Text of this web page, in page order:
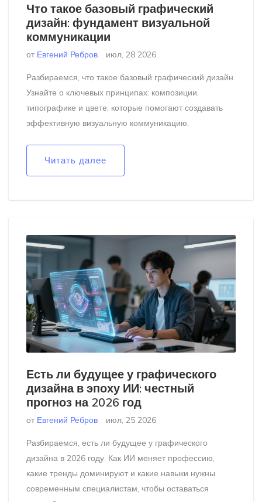
Что такое базовый графический
дизайн: фундамент визуальной
коммуникации
от Евгений Ребров июл, 28 2026
Разбираемся, что такое базовый графический дизайн.
Узнайте о ключевых принципах: композиции,
типографике и цвете, которые помогают создавать
эффективную визуальную коммуникацию.
Читать далее
Есть ли будущее у графического
дизайна в эпоху ИИ: честный
прогноз на 2026 год
от Евгений Ребров июл, 25 2026
Разбираемся, есть ли будущее у графического
дизайна в 2026 году. Как ИИ меняет профессию,
какие тренды доминируют и какие навыки нужны
современным специалистам, чтобы оставаться